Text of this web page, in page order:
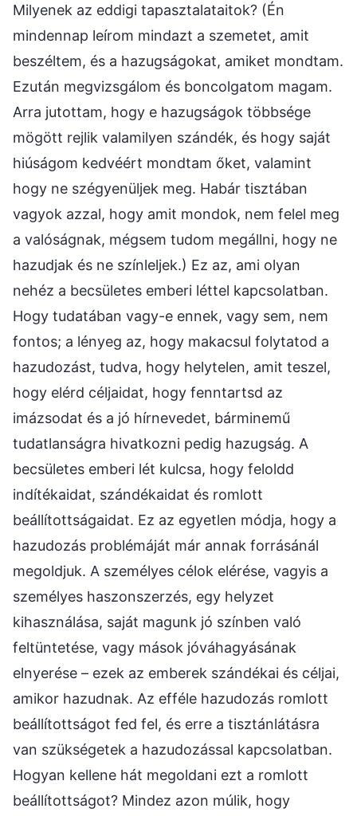
Milyenek az eddigi tapasztalataitok? (Én
mindennap leírom mindazt a szemetet, amit
beszéltem, és a hazugságokat, amiket mondtam.
Ezután megvizsgálom és boncolgatom magam.
Arra jutottam, hogy e hazugságok többsége
mögött rejlik valamilyen szándék, és hogy saját
hiúságom kedvéért mondtam őket, valamint
hogy ne szégyenüljek meg. Habár tisztában
vagyok azzal, hogy amit mondok, nem felel meg
a valóságnak, mégsem tudom megállni, hogy ne
hazudjak és ne színleljek.) Ez az, ami olyan
nehéz a becsületes emberi léttel kapcsolatban.
Hogy tudatában vagy-e ennek, vagy sem, nem
fontos; a lényeg az, hogy makacsul folytatod a
hazudozást, tudva, hogy helytelen, amit teszel,
hogy elérd céljaidat, hogy fenntartsd az
imázsodat és a jó hírnevedet, bárminemű
tudatlanságra hivatkozni pedig hazugság. A
becsületes emberi lét kulcsa, hogy feloldd
indítékaidat, szándékaidat és romlott
beállítottságaidat. Ez az egyetlen módja, hogy a
hazudozás problémáját már annak forrásánál
megoldjuk. A személyes célok elérése, vagyis a
személyes haszonszerzés, egy helyzet
kihasználása, saját magunk jó színben való
feltüntetése, vagy mások jóváhagyásának
elnyerése – ezek az emberek szándékai és céljai,
amikor hazudnak. Az efféle hazudozás romlott
beállítottságot fed fel, és erre a tisztánlátásra
van szükségetek a hazudozással kapcsolatban.
Hogyan kellene hát megoldani ezt a romlott
beállítottságot? Mindez azon múlik, hogy